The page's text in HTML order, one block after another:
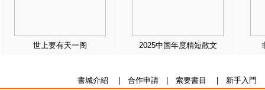
世上要有天一阁 2025中国年度精短散文
書城介紹 合作申請| 索要書目 新手入門